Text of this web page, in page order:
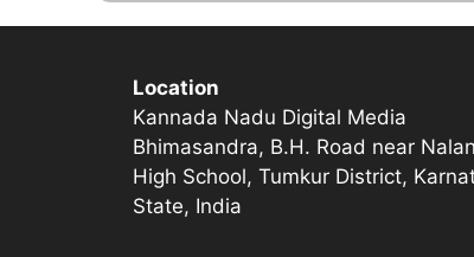
Location
Kannada Nadu Digital Media
Bhimasandra, B.H. Road near
High School, Tumkur District,
State, India